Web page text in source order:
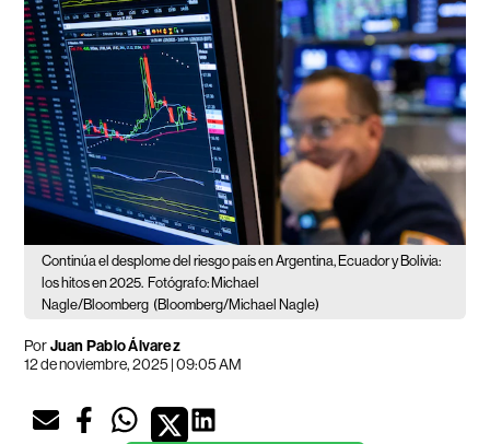
Continúa el desplome del riesgo país en Argentina, Ecuador y Bolivia:
los hitos en 2025. Fotógrafo: Michael
Nagle/Bloomberg (Bloomberg/Michael Nagle)
PorJuan Pablo Álvarez
12 de noviembre, 2025 | 09:05 AM